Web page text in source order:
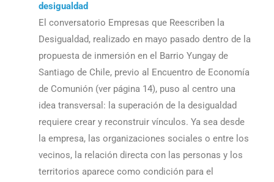
desigualdad
El conversatorio Empresas que Reescriben la
Desigualdad, realizado en mayo pasado dentro de la
propuesta de inmersión en el Barrio Yungay de
Santiago de Chile, previo al Encuentro de Economía
de Comunión (ver página 14), puso al centro una
idea transversal: la superación de la desigualdad
requiere crear y reconstruir vínculos. Ya sea desde
la empresa, las organizaciones sociales o entre los
vecinos, la relación directa con las personas y los
territorios aparece como condición para el